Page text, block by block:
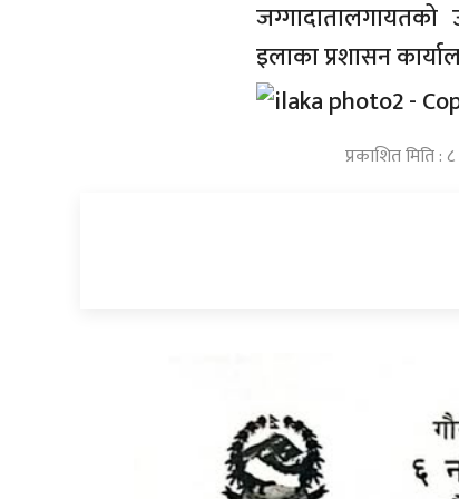
इलाका प्रशासन
प्रकाशित मिति